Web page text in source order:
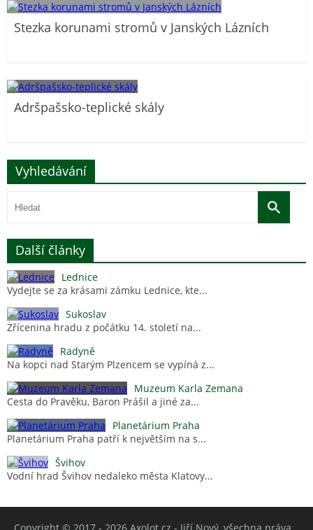
Stezka korunami stromů v Janských Lázních
Adršpašsko-teplické skály
Vyhledávání
Další články
Lednice
Vydejte se za krásami zámku Lednice, kte...
Sukoslav
Zřícenina hradu z počátku 14. století na...
Radyně
Na kopci nad Starým Plzencem se vypíná z...
Muzeum Karla Zemana
Cesta do Pravěku, Baron Prášil a jiné za...
Planetárium Praha
Planetárium Praha patří k největším na s...
Švihov
Vodní hrad Švihov nedaleko města Klatovy...